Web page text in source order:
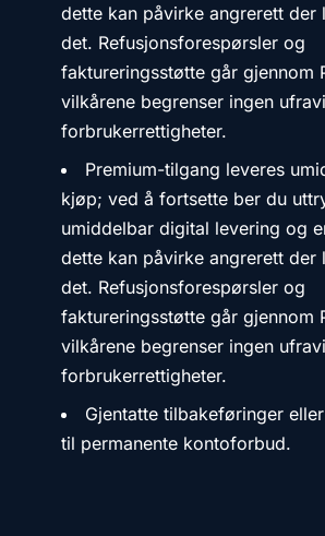
dette kan påvirke angrerett der
det. Refusjonsforespørsler og
faktureringsstøtte går gjennom
vilkårene begrenser ingen
forbrukerrettigheter.
Premium-tilgang leveres
kjøp; ved å fortsette ber du
umiddelbar digital levering og
dette kan påvirke angrerett der
det. Refusjonsforespørsler og
faktureringsstøtte går gjennom
vilkårene begrenser ingen
forbrukerrettigheter.
Gjentatte tilbakeføringer
til permanente kontoforbud.